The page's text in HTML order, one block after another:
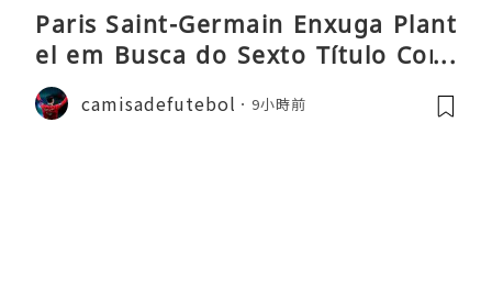
Paris Saint-Germain Enxuga Plant
el em Busca do Sexto Título Cons
ecutivo da Liga
camisadefutebol 9小時前